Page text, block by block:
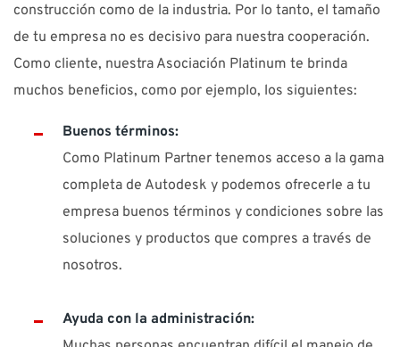
construcción como de la industria. Por lo tanto, el tamaño
de tu empresa no es decisivo para nuestra cooperación.
Como cliente, nuestra Asociación Platinum te brinda
muchos beneficios, como por ejemplo, los siguientes:
Buenos términos:
Como Platinum Partner tenemos acceso a la gama
completa de Autodesk y podemos ofrecerle a tu
empresa buenos términos y condiciones sobre las
soluciones y productos que compres a través de
nosotros.
Ayuda con la administración: